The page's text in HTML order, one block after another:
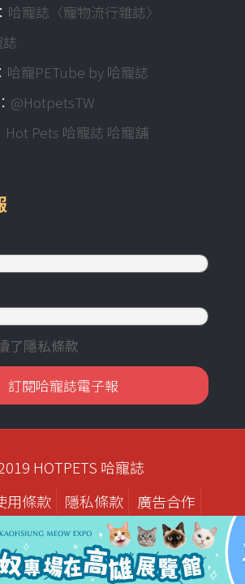
哈寵誌〈寵物流行雜誌〉
哈寵PETube by 哈寵誌
@HotpetsTW
Hot Pets 哈寵誌 哈寵舖
了隱私條款
HOTPETS 哈寵誌
用條款 隱私條款
廣告合作
歷年刊物